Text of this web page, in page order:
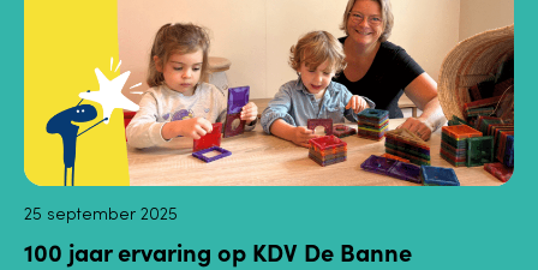
25 september 2025
100 jaar ervaring op KDV De Banne